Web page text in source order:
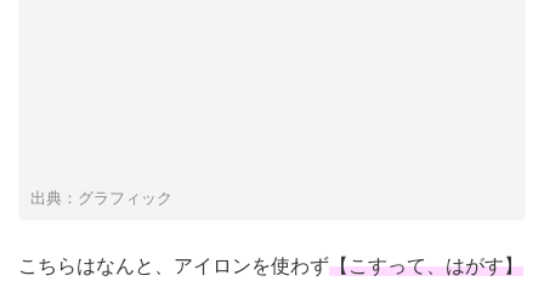
出典：グラフィック
こちらはなんと、アイロンを使わず【こすって、はがす】